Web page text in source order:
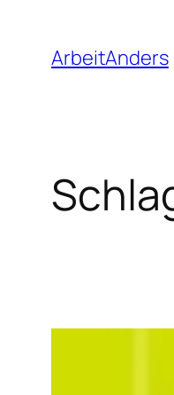
Inhalt
springen
ArbeitAnders